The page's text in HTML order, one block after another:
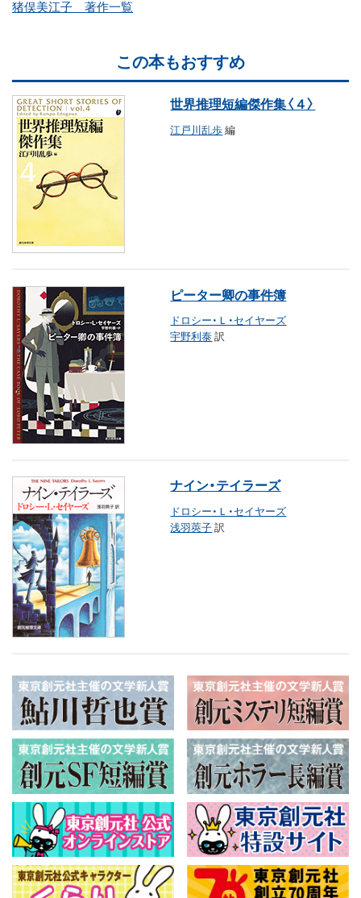
猪俣美江子 著作一覧
この本もおすすめ
世界推理短編傑作集〈４〉
江戸川乱歩編
ピーター卿の事件簿
ドロシー・Ｌ・セイヤーズ
宇野利泰訳
ナイン・テイラーズ
ドロシー・Ｌ・セイヤーズ
浅羽莢子訳